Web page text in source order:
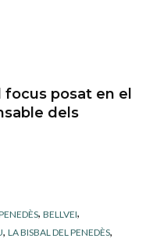
focus posat en el
dels
, BELLVEI,
, LA BISBAL DEL PENEDÈS,